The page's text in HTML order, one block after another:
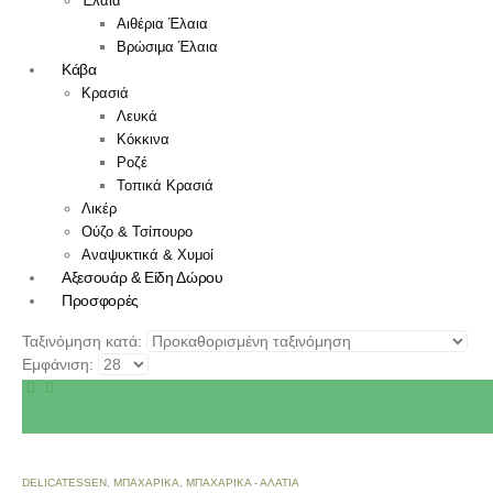
Αιθέρια Έλαια
Βρώσιμα Έλαια
Kάβα
Κρασιά
Λευκά
Κόκκινα
Ροζέ
Τοπικά Κρασιά
Λικέρ
Ούζο & Τσίπουρο
Αναψυκτικά & Χυμοί
Αξεσουάρ & Είδη Δώρου
Προσφορές
Ταξινόμηση κατά:
Εμφάνιση:
προϊόν
DELICATESSEN ΜΠΑΧΑΡΙΚΆ ΜΠΑΧΑΡΙΚΆ - ΑΛΆΤΙΑ